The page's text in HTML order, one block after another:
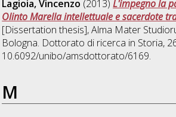
Lagioia, Vincenzo (2013)L'impegno la
Olinto Marella intellettuale e sacerdote
[Dissertation thesis], Alma Mater
Bologna. Dottorato di ricerca in Storia,
10.6092/unibo/amsdottorato/6169.
M